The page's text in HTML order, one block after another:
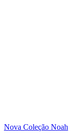
Nova Coleção Noah